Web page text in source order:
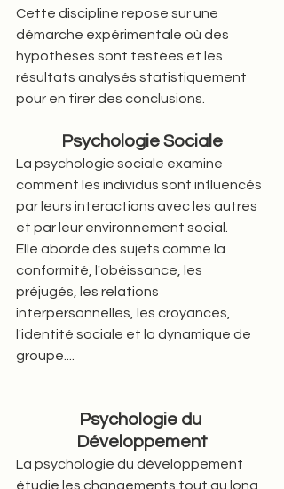
Cette discipline repose sur une
démarche expérimentale où des
hypothèses sont testées et les
résultats analysés statistiquement
pour en tirer des conclusions.
Psychologie Sociale
La psychologie sociale examine
comment les individus sont influencés
par leurs interactions avec les autres
et par leur environnement social.
Elle aborde des sujets comme la
conformité, l'obéissance, les
préjugés, les relations
interpersonnelles, les croyances,
l'identité sociale et la dynamique de
groupe....
Psychologie du
Développement
La psychologie du développement
étudie les changements tout au long